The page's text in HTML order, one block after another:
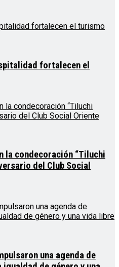
fortalecen el
la condecoración “Tiluchi
del Club Social
una agenda de